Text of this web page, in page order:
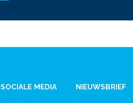
SOCIALE MEDIA NIEUWSBRIEF